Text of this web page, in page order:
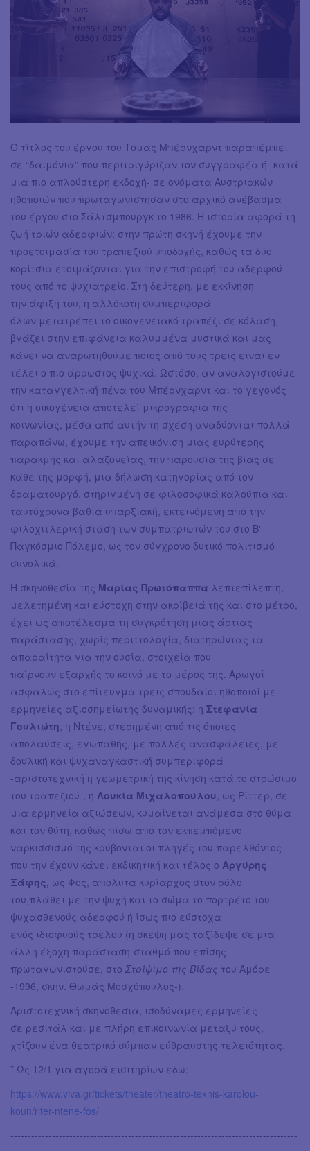
Ο τίτλος του έργου του Τόμας Μπέρνχαρντ παραπέμπει
σε “δαιμόνια” που περιτριγύριζαν τον συγγραφέα ή -κατά
μια πιο απλούστερη εκδοχή- σε ονόματα Αυστριακών
ηθοποιών που πρωταγωνίστησαν στο αρχικό ανέβασμα
του έργου στο Σάλτσμπουργκ το 1986. Η ιστορία αφορά τη
ζωή τριών αδερφιών: στην πρώτη σκηνή έχουμε την
προετοιμασία του τραπεζιού υποδοχής, καθώς τα δύο
κορίτσια ετοιμάζονται για την επιστροφή του αδερφού
τους από το ψυχιατρείο. Στη δεύτερη, με εκκίνηση
την άφιξή του, η αλλόκοτη συμπεριφορά
όλων μετατρέπει το οικογενειακό τραπέζι σε κόλαση,
βγάζει στην επιφάνεια καλυμμένα μυστικά και μας
κάνει να αναρωτηθούμε ποιος από τους τρεις είναι εν
τέλει ο πιο άρρωστος ψυχικά. Ωστόσο, αν αναλογιστούμε
την καταγγελτική πένα του Μπέρνχαρντ και το γεγονός
ότι η οικογένεια αποτελεί μικρογραφία της
κοινωνίας, μέσα από αυτήν τη σχέση αναδύονται πολλά
παραπάνω, έχουμε την απεικόνιση μιας ευρύτερης
παρακμής και αλαζονείας, την παρουσία της βίας σε
κάθε της μορφή, μια δήλωση κατηγορίας από τον
δραματουργό, στηριγμένη σε φιλοσοφικά καλούπια και
ταυτόχρονα βαθιά υπαρξιακή, εκτεινόμενη από την
φιλοχιτλερική στάση των συμπατριωτών του στο Β'
Παγκόσμιο Πόλεμο, ως τον σύγχρονο δυτικό πολιτισμό
συνολικά.
Η σκηνοθεσία της Μαρίας Πρωτόπαππα λεπτεπίλεπτη,
μελετημένη και εύστοχη στην ακρίβειά της και στο μέτρο,
έχει ως αποτέλεσμα τη συγκρότηση μιας άρτιας
παράστασης, χωρίς περιττολογία, διατηρώντας τα
απαραίτητα για την ουσία, στοιχεία που
παίρνουν εξαρχής το κοινό με το μέρος της. Αρωγοί
ασφαλώς στο επίτευγμα τρεις σπουδαίοι ηθοποιοί με
ερμηνείες αξιοσημείωτης δυναμικής: η Στεφανία
Γουλιώτη , η Ντένε, στερημένη από τις όποιες
απολαύσεις, εγωπαθής, με πολλές ανασφάλειες, με
δουλική και ψυχαναγκαστική συμπεριφορά
-αριστοτεχνική η γεωμετρική της κίνηση κατά το στρώσιμο
του τραπεζιού-, η Λουκία Μιχαλοπούλου , ως Ρίττερ, σε
μια ερμηνεία αξιώσεων, κυμαίνεται ανάμεσα στο θύμα
και τον θύτη, καθώς πίσω από τον εκπεμπόμενο
ναρκισσισμό της κρύβονται οι πληγές του παρελθόντος
που την έχουν κάνει εκδικητική και τέλος ο Αργύρης
Ξάφης, ως Φος, απόλυτα κυρίαρχος στον ρόλο
του,πλάθει με την ψυχή και το σώμα το πορτρέτο του
ψυχασθενούς αδερφού ή ίσως πιο εύστοχα
ενός ιδιοφυούς τρελού (η σκέψη μας ταξίδεψε σε μια
άλλη έξοχη παράσταση-σταθμό που επίσης
πρωταγωνιστούσε, στο Στρίψιμο της Βίδας του Αμόρε
-1996, σκην. Θωμάς Μοσχόπουλος-).
Αριστοτεχνική σκηνοθεσία, ισοδύναμες ερμηνείες
σε ρεσιτάλ και με πλήρη επικοινωνία μεταξύ τους,
χτίζουν ένα θεατρικό σύμπαν εύθραυστης τελειότητας.
* Ως 12/1 για αγορά εισιτηρίων εδώ:
https://www.viva.gr/tickets/theater/theatro-texnis-karolou-
koun/riter-ntene-fos/
-----------------------------------------------------------------------------------